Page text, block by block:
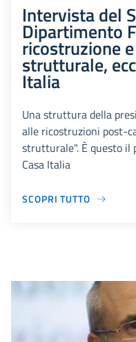
Intervista del
Dipartimento
ricostruzione
strutturale,
Italia
Una struttura della
alle ricostruzioni post-
strutturale". È questo il
Casa Italia
SCOPRI TUTTO